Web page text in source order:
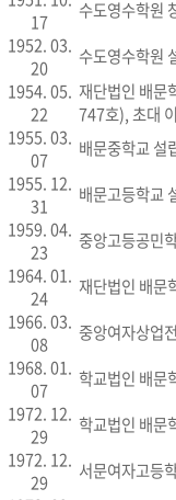
17
수도영수학원
1952. 03.
20
수도영수학원
1954. 05.
22
재단법인 배문
747호), 초대
1955. 03.
07
배문중학교 설
1955. 12.
31
배문고등학교
1959. 04.
23
중앙고등공민
1964. 01.
24
재단법인 배문
1966. 03.
08
중앙여자상업
1968. 01.
07
학교법인 배문
1972. 12.
29
학교법인 배문
1972. 12.
29
서문여자고등